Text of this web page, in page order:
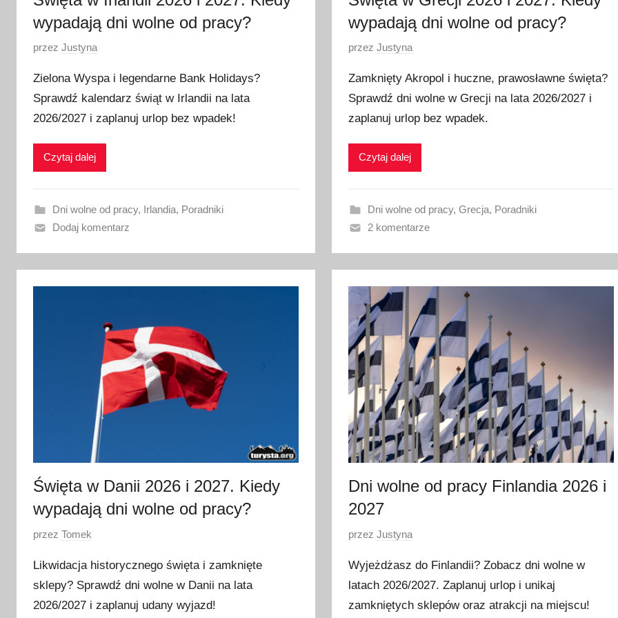
wypadają dni wolne od pracy?
O
u
b
l
o
a
n
przez Justyna
Zielona Wyspa i legendarne Bank Holidays?
Sprawdź kalendarz świąt w Irlandii na lata
2026/2027 i zaplanuj urlop bez wpadek!
Czytaj dalej
Dni wolne od pracy, Irlandia, Poradniki
Dodaj komentarz
wypadają dni wolne od pracy?
O
u
b
l
o
a
n
e
r
w
c
a
2
0
2
6
przezJustyna
Zamknięty Akropol i huczne, prawosławne święta?
Sprawdź dni wolne w Grecji na lata 2026/2027 i
zaplanuj urlop bez wpadek.
Czytaj dalej
Dni wolne od pracy, Grecja, Poradniki
2 komentarze
Święta w Danii 2026 i 2027. Kiedy
wypadają dni wolne od pracy?
O
u
b
l
przez Tomek
Likwidacja historycznego święta i zamknięte
sklepy? Sprawdź dni wolne w Danii na lata
2026/2027 i zaplanuj udany wyjazd!
Dni wolne od pracy Finlandia 2026 i
2027
O
u
b
l
przezJustyna
Wyjeżdżasz do Finlandii? Zobacz dni wolne w
latach 2026/2027. Zaplanuj urlop i unikaj
zamkniętych sklepów oraz atrakcji na miejscu!